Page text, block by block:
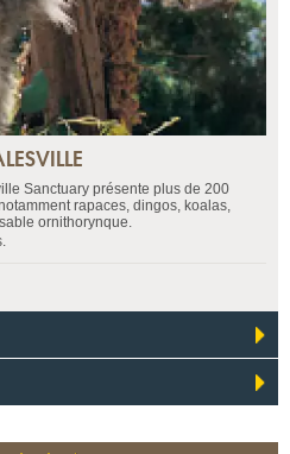
Sanctuary présente plus de 200
rapaces, dingos, koalas,
ornithorynque.